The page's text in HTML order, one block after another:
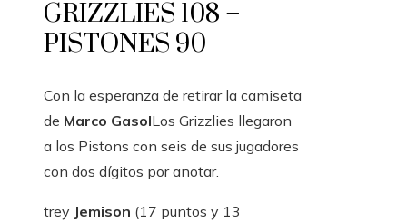
GRIZZLIES 108 –
PISTONES 90
Con la esperanza de retirar la camiseta
de Marco GasolLos Grizzlies llegaron
a los Pistons con seis de sus jugadores
con dos dígitos por anotar.
trey Jemison (17 puntos y 13